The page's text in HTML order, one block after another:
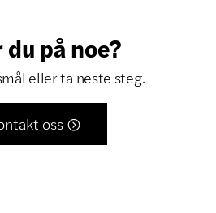
du på noe?
eller ta neste steg.
oss 